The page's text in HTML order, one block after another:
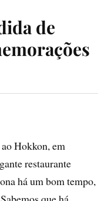
de
Hokkon, em
restaurante
há um bom tempo,